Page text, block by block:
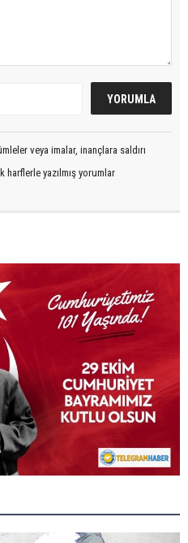
veya imalar, inançlara saldırı
harflerle yazılmış yorumlar